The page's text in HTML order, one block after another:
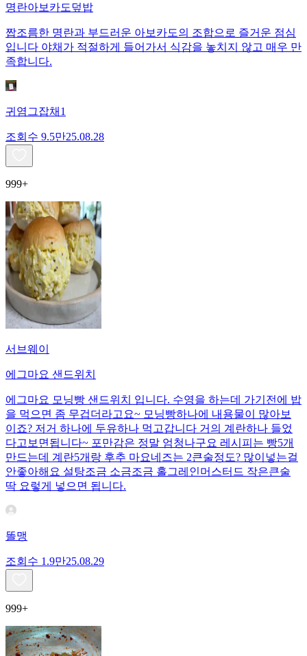
명란아보카도덮밥
짭조름한 명란과 부드러운 아보카도의 조합으로 즐거운 점심
입니다 야채가 적절하게 들어가서 식감을 놓치지 않고 매우 만
족합니다.
귀염그잡채1
조회수 9.5만25.08.28
999+
서브웨이
에그마요 샌드위치
에그마요 모닝빵 샌드위치 입니다. 수영을 하는데 가기전에 밥
을 먹으면 좀 무겁더라고요~ 모닝빵하나에 내용물이 많아보
이죠? 저거 하나에 두유하나 먹고갑니다 거의 계란하나 들었
다고보면됩니다~ 포만감은 정말 엄청나구요 레시피는 빵5개
만드는데 계란5개랑 후추 마요네즈는 2큰술정도? 많이넣는걸
안좋아해요 설탕조금 소금조금 홀그레인머스터드 작은큰술
딱 요렇게 넣으면 됩니다.
똘맹
조회수 1.9만25.08.29
999+